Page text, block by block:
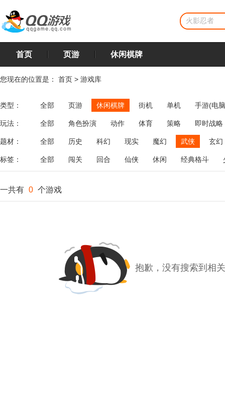
首页 页游 休闲棋牌
您现在的位置是： 首页 > 游戏库
类型： 全部 页游 休闲棋牌 街机 单机 手游(电
玩法： 全部 角色扮演 动作 体育 策略
即时战略
飞行
恋爱 第三人称射击 棋类 牌类 麻将
题材： 全部 历史 科幻 现实 魔幻 武侠 玄幻
标签： 全部 闯关 回合 仙侠 休闲 经典格斗
一共有 0 个游戏
抱歉，没有搜索到相